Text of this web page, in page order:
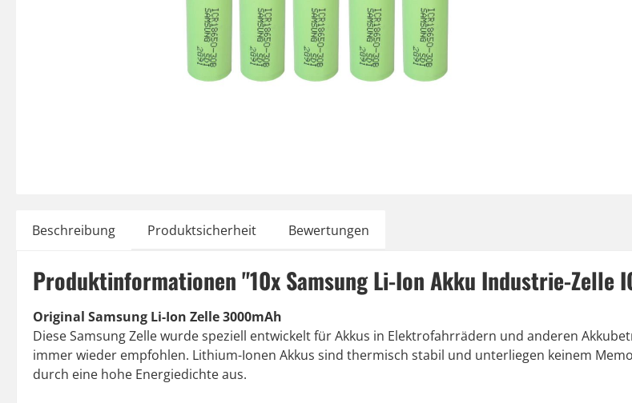
Beschreibung Produktsicherheit Bewertungen
Produktinformationen "10x Samsung Li-Ion Akku Industrie-Zelle
Original Samsung Li-Ion Zelle 3000mAh
Diese Samsung Zelle wurde speziell entwickelt für Akkus in Elektrofahrrädern und anderen
immer wieder empfohlen. Lithium-Ionen Akkus sind thermisch stabil und unterliegen keinem
durch eine hohe Energiedichte aus.